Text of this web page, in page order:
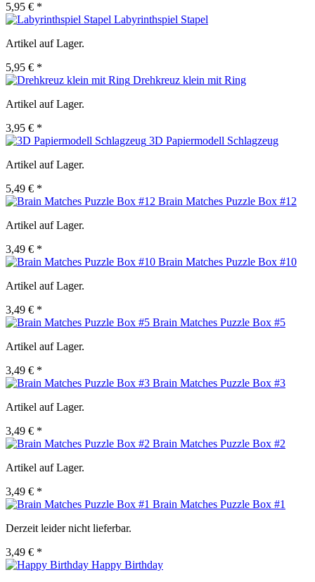
5,95 € *
Labyrinthspiel Stapel
Artikel auf Lager.
5,95 € *
Drehkreuz klein mit Ring
Artikel auf Lager.
3,95 € *
3D Papiermodell Schlagzeug
Artikel auf Lager.
5,49 € *
Brain Matches Puzzle Box #12
Artikel auf Lager.
3,49 € *
Brain Matches Puzzle Box #10
Artikel auf Lager.
3,49 € *
Brain Matches Puzzle Box #5
Artikel auf Lager.
3,49 € *
Brain Matches Puzzle Box #3
Artikel auf Lager.
3,49 € *
Brain Matches Puzzle Box #2
Artikel auf Lager.
3,49 € *
Brain Matches Puzzle Box #1
Derzeit leider nicht lieferbar.
3,49 € *
Happy Birthday